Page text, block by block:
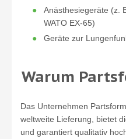
Anästhesiegeräte (z.
WATO EX-65)
Geräte zur
Warum
Das Unternehmen
weltweite Lieferung, bietet
und garantiert qualitativ